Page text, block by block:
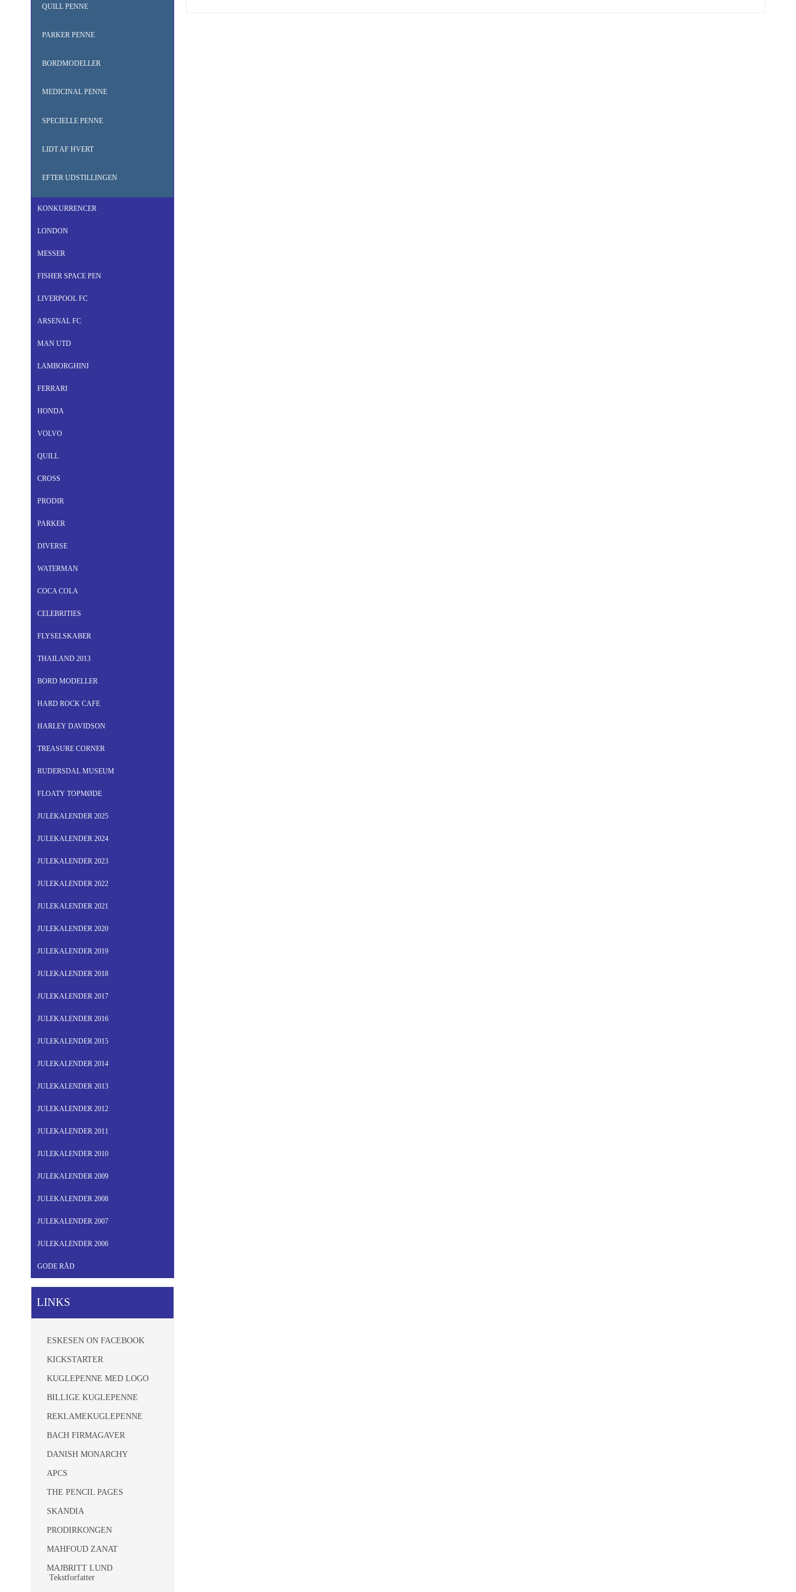
QUILL PENNE
PARKER PENNE
BORDMODELLER
MEDICINAL PENNE
SPECIELLE PENNE
LIDT AF HVERT
EFTER UDSTILLINGEN
KONKURRENCER
LONDON
MESSER
FISHER SPACE PEN
LIVERPOOL FC
ARSENAL FC
MAN UTD
LAMBORGHINI
FERRARI
HONDA
VOLVO
QUILL
CROSS
PRODIR
PARKER
DIVERSE
WATERMAN
COCA COLA
CELEBRITIES
FLYSELSKABER
THAILAND 2013
BORD MODELLER
HARD ROCK CAFE
HARLEY DAVIDSON
TREASURE CORNER
RUDERSDAL MUSEUM
FLOATY TOPMØDE
JULEKALENDER 2025
JULEKALENDER 2024
JULEKALENDER 2023
JULEKALENDER 2022
JULEKALENDER 2021
JULEKALENDER 2020
JULEKALENDER 2019
JULEKALENDER 2018
JULEKALENDER 2017
JULEKALENDER 2016
JULEKALENDER 2015
JULEKALENDER 2014
JULEKALENDER 2013
JULEKALENDER 2012
JULEKALENDER 2011
JULEKALENDER 2010
JULEKALENDER 2009
JULEKALENDER 2008
JULEKALENDER 2007
JULEKALENDER 2006
GODE RÅD
LINKS
ESKESEN ON FACEBOOK
KICKSTARTER
KUGLEPENNE MED LOGO
BILLIGE KUGLEPENNE
REKLAMEKUGLEPENNE
BACH FIRMAGAVER
DANISH MONARCHY
APCS
THE PENCIL PAGES
SKANDIA
PRODIRKONGEN
MAHFOUD ZANAT
MAJBRITT LUND
Tekstforfatter